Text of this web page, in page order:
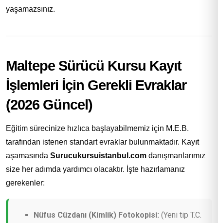
yaşamazsınız.
Maltepe Sürücü Kursu Kayıt
İşlemleri İçin Gerekli Evraklar
(2026 Güncel)
Eğitim sürecinize hızlıca başlayabilmemiz için M.E.B.
tarafından istenen standart evraklar bulunmaktadır. Kayıt
aşamasında Surucukursuistanbul.com danışmanlarımız
size her adımda yardımcı olacaktır. İşte hazırlamanız
gerekenler:
Nüfus Cüzdanı (Kimlik) Fotokopisi: (Yeni tip T.C.